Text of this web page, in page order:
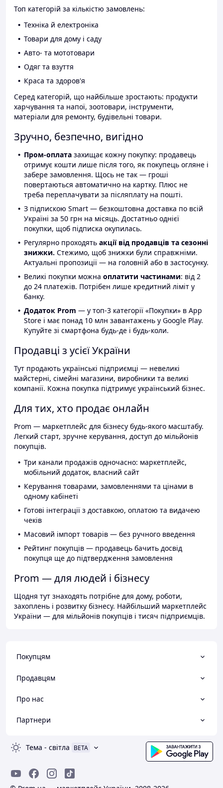
Топ категорій за кількістю замовлень:
Техніка й електроніка
Товари для дому і саду
Авто- та мототовари
Одяг та взуття
Краса та здоров'я
Серед категорій, що найбільше зростають: продукти
харчування та напої, зоотовари, інструменти,
матеріали для ремонту, будівельні товари.
Зручно, безпечно, вигідно
Пром-оплата захищає кожну покупку: продавець
отримує кошти лише після того, як покупець огляне і
забере замовлення. Щось не так — гроші
повертаються автоматично на картку. Плюс не
треба переплачувати за післяплату на пошті.
З підпискою Smart — безкоштовна доставка по всій
Україні за 50 грн на місяць. Достатньо однієї
покупки, щоб підписка окупилась.
Регулярно проходять акції від продавців та сезонні
знижки. Стежимо, щоб знижки були справжніми.
Актуальні пропозиції — на головній або в застосунку.
Великі покупки можна оплатити частинами: від 2
до 24 платежів. Потрібен лише кредитний ліміт у
банку.
Додаток Prom — у топ-3 категорії «Покупки» в App
Store і має понад 10 млн завантажень у Google Play.
Купуйте зі смартфона будь-де і будь-коли.
Продавці з усієї України
Тут продають українські підприємці — невеликі
майстерні, сімейні магазини, виробники та великі
компанії. Кожна покупка підтримує український бізнес.
Для тих, хто продає онлайн
Prom — маркетплейс для бізнесу будь-якого масштабу.
Легкий старт, зручне керування, доступ до мільйонів
покупців.
Три канали продажів одночасно: маркетплейс,
мобільний додаток, власний сайт
Керування товарами, замовленнями та цінами в
одному кабінеті
Готові інтеграції з доставкою, оплатою та видачею
чеків
Масовий імпорт товарів — без ручного введення
Рейтинг покупців — продавець бачить досвід
покупця ще до підтвердження замовлення
Prom — для людей і бізнесу
Щодня тут знаходять потрібне для дому, роботи,
захоплень і розвитку бізнесу. Найбільший маркетплейс
України — для мільйонів покупців і тисяч підприємців.
Покупцям
Продавцям
Про нас
Партнери
Тема - світла BETA